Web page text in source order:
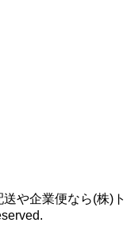
や企業便なら(株)ト